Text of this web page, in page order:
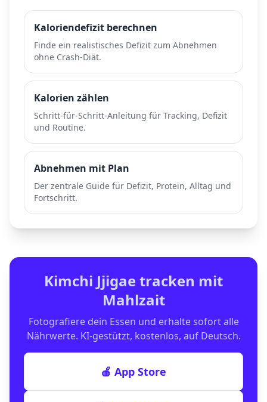
Kaloriendefizit berechnen
Finde ein realistisches Defizit zum Abnehmen
ohne Crash-Diät.
Kalorien zählen
Schritt-für-Schritt-Anleitung für Tracking, Defizit
und Routine.
Abnehmen mit Plan
Der zentrale Guide für Defizit, Protein, Alltag und
Fortschritt.
Kimchi Jjigaetracken mit
Mahlzait
Fotografiere dein Essen und erhalte sofort alle
Nährwerte. KI-gestützt, kostenlos, auf Deutsch.
🍎 App Store